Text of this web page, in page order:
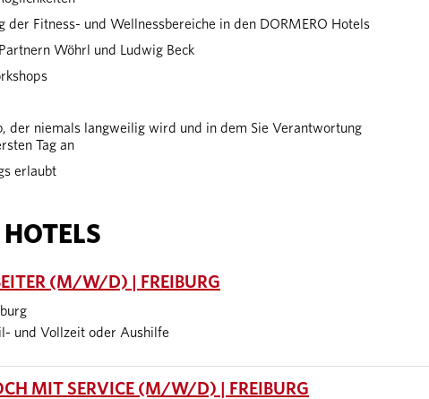
der Fitness- und Wellnessbereiche in den DORMERO Hotels
Wöhrl und Ludwig Beck
der niemals langweilig wird und in dem Sie Verantwortung
Tag an
erlaubt
(M/W/D) | FREIBURG
und Vollzeit oder Aushilfe
MIT SERVICE (M/W/D) | FREIBURG